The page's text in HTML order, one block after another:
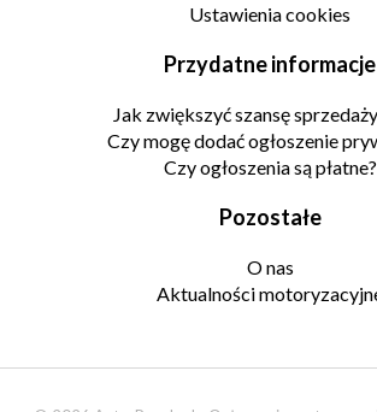
Ustawienia cookies
Przydatne informacje
Jak zwiększyć szansę
Czy mogę dodać ogłoszenie
Czy ogłoszenia są płatne?
Pozostałe
O nas
Aktualności